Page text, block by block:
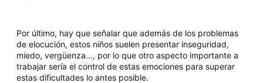
Por último, hay que señalar que además de los problemas
de elocución, estos niños suelen presentar inseguridad,
miedo, vergüenza…, por lo que otro aspecto importante a
trabajar sería el control de estas emociones para superar
estas dificultades lo antes posible.